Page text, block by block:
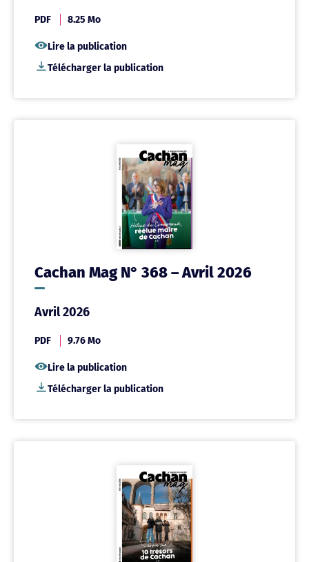
PDF 8.25 Mo
Lire la publication
Télécharger la publication
Cachan Mag N° 368 – Avril 2026
Avril 2026
PDF 9.76 Mo
Lire la publication
Télécharger la publication